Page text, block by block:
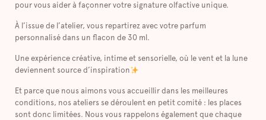
pour vous aider à façonner votre signature olfactive unique.
À l’issue de l’atelier, vous repartirez avec votre parfum
personnalisé dans un flacon de 30 ml.
Une expérience créative, intime et sensorielle, où le vent et la lune
deviennent source d’inspiration
Et parce que nous aimons vous accueillir dans les meilleures
conditions, nos ateliers se déroulent en petit comité : les places
sont donc limitées. Nous vous rappelons également que chaque